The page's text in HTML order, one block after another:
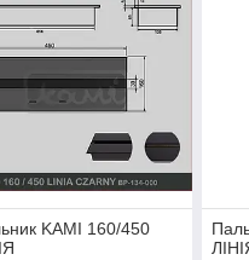
KAMI 160/450